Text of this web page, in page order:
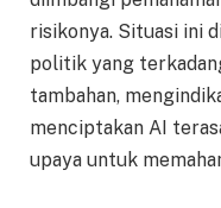
risikonya. Situasi ini
politik yang
tambahan,
menciptakan AI
upaya untuk